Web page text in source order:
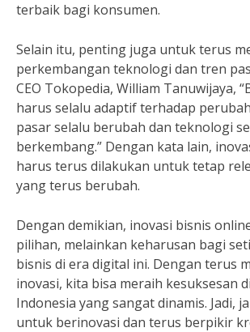
terbaik bagi konsumen.
Selain itu, penting juga untuk terus
perkembangan teknologi dan tren
CEO Tokopedia, William Tanuwijaya,
harus selalu adaptif terhadap
pasar selalu berubah dan teknologi
berkembang.” Dengan kata lain,
harus terus dilakukan untuk tetap
yang terus berubah.
Dengan demikian, inovasi bisnis
pilihan, melainkan keharusan bagi
bisnis di era digital ini. Dengan terus
inovasi, kita bisa meraih kesuksesan
Indonesia yang sangat dinamis. Jadi,
untuk berinovasi dan terus berpikir